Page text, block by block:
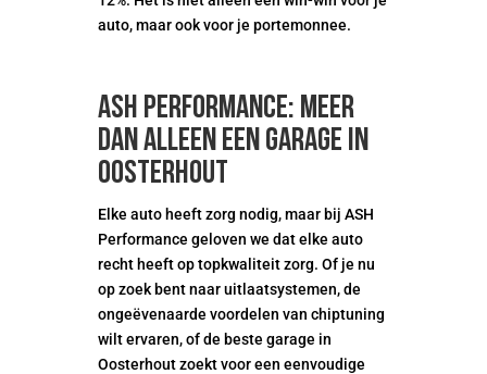
auto, maar ook voor je portemonnee.
ASH Performance: meer
dan alleen een garage in
Oosterhout
Elke auto heeft zorg nodig, maar bij ASH
Performance geloven we dat elke auto
recht heeft op topkwaliteit zorg. Of je nu
op zoek bent naar uitlaatsystemen, de
ongeëvenaarde voordelen van chiptuning
wilt ervaren, of de beste garage in
Oosterhout zoekt voor een eenvoudige